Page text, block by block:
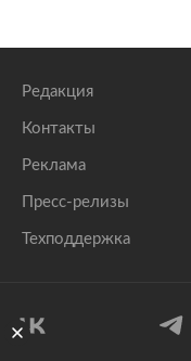
Редакция
Контакты
Реклама
Пресс-релизы
Техподдержка